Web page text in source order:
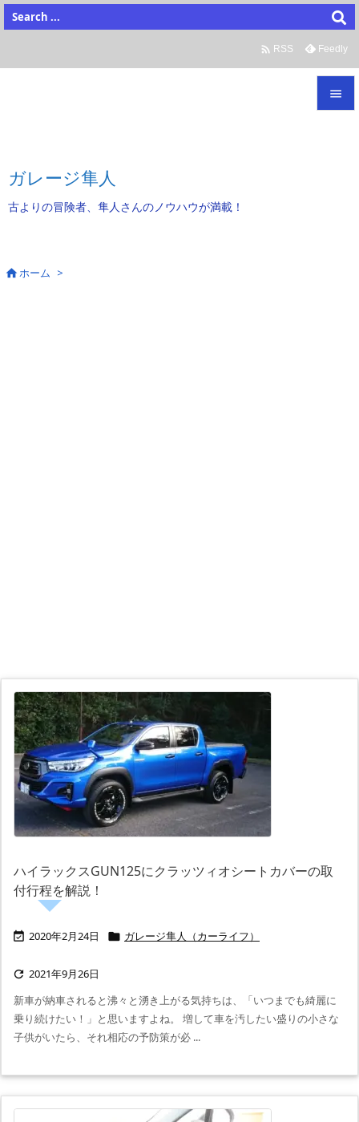
ガレージ隼人
古よりの冒険者、隼人さんのノウハウが満載！

 RSS Feedly
ホーム >
ハイラックスGUN125にクラッツィオシートカバーの取
付行程を解説！
 2020年2月24日  ガレージ隼人（カーライフ）
 2021年9月26日
新車が納車されると沸々と湧き上がる気持ちは、「いつまでも綺麗に
乗り続けたい！」と思いますよね。 増して車を汚したい盛りの小さな
子供がいたら、それ相応の予防策が必 ...